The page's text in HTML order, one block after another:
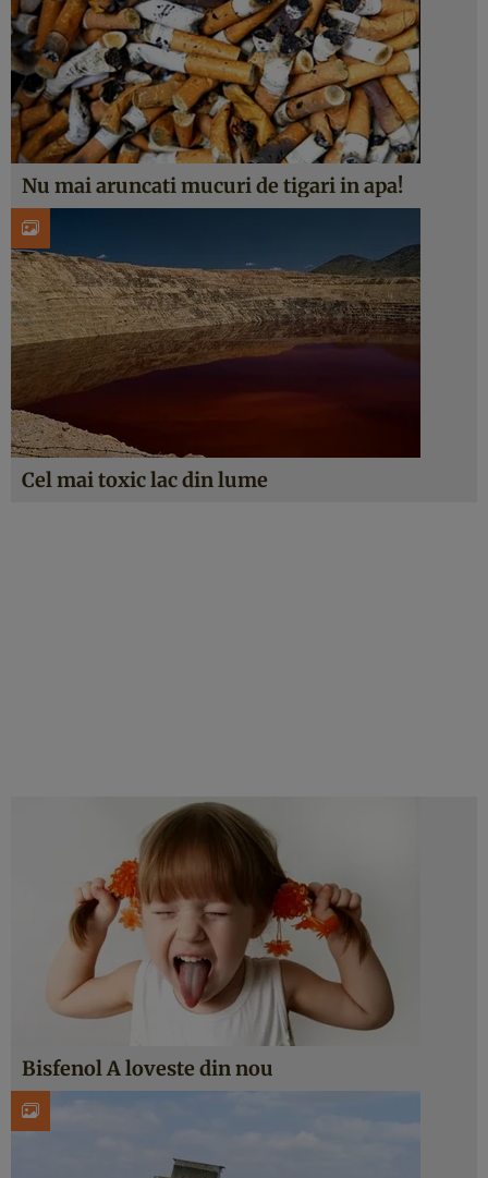
Nu mai aruncati mucuri de tigari in apa!
Cel mai toxic lac din lume
Bisfenol A loveste din nou